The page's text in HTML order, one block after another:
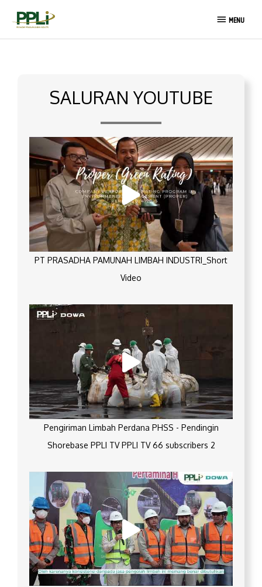
MENU
MENU
SALURAN YOUTUBE
PT PRASADHA PAMUNAH LIMBAH INDUSTRI_Short
Video
Pengiriman Limbah Perdana PHSS - Pendingin
Shorebase PPLI TV PPLI TV 66 subscribers 2